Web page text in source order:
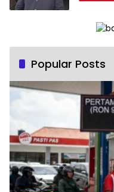
Popular Posts